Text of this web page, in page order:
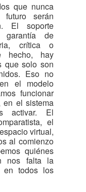
que nunca
serán
El soporte
de
crítica o
hecho, hay
que solo son
Eso no
el modelo
funcionar
en el sistema
activar. El
el
virtual,
al comienzo
quiénes
nos falta la
en todos los